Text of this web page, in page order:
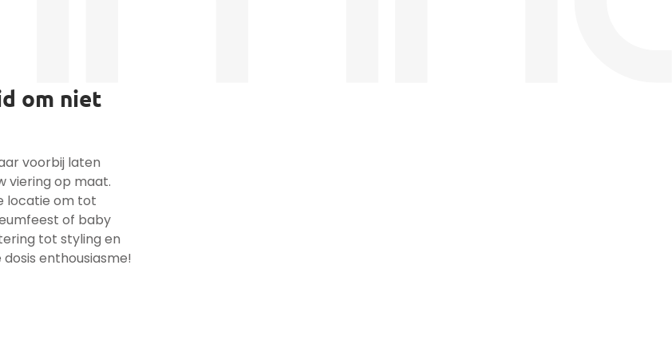
om niet
voorbij laten
viering op maat.
locatie om tot
of baby
tot styling en
enthousiasme!